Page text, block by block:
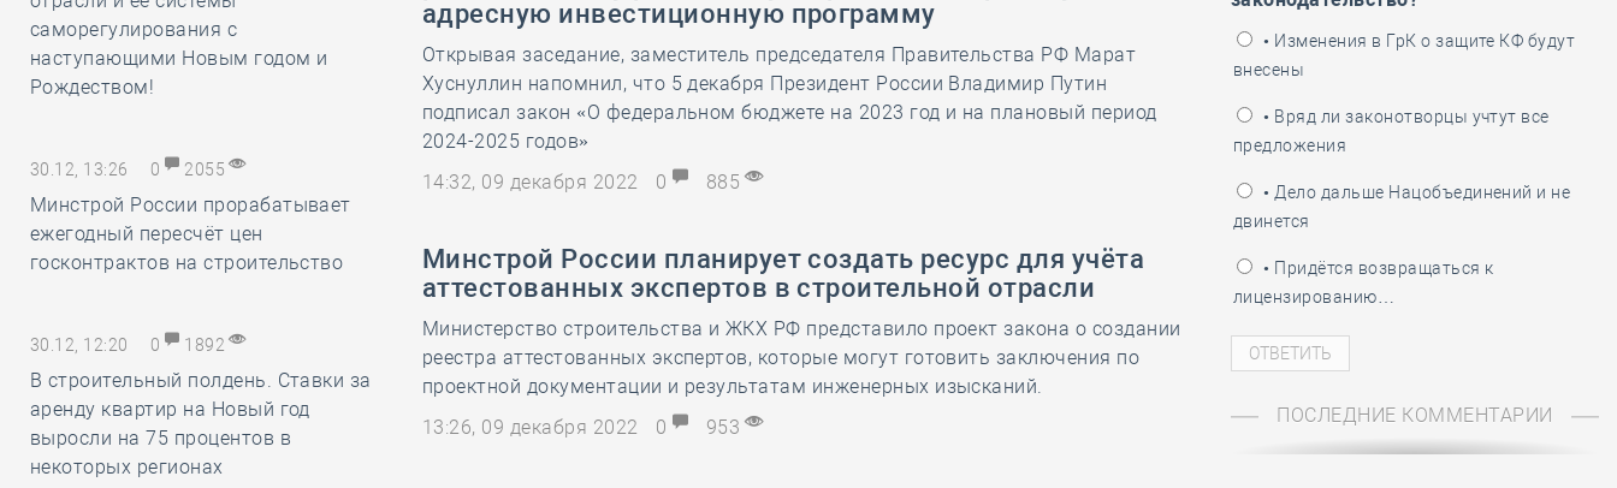
саморегулирования с
наступающими Новым годом и
Рождеством!
30.12, 13:26 0 2055
Минстрой России прорабатывает
ежегодный пересчёт цен
госконтрактов на строительство
30.12, 12:20 0 1892
В строительный полдень. Ставки за
аренду квартир на Новый год
выросли на 75 процентов в
некоторых регионах
адресную инвестиционную программу
Открывая заседание, заместитель председателя Правительства РФ Марат
Хуснуллин напомнил, что 5 декабря Президент России Владимир Путин
подписал закон «О федеральном бюджете на 2023 год и на плановый период
2024-2025 годов»
14:32, 09 декабря 2022
0 885
Минстрой России планирует создать ресурс для учёта
аттестованных экспертов в строительной отрасли
Министерство строительства и ЖКХ РФ представило проект закона о создании
реестра аттестованных экспертов, которые могут готовить заключения по
проектной документации ‎и результатам инженерных изысканий.
13:26, 09 декабря 2022
0 953
• Изменения в ГрК о защите КФ будут
внесены
• Вряд ли законотворцы учтут все
предложения
• Дело дальше Нацобъединений и не
двинется
• Придётся возвращаться к
лицензированию…
ПОСЛЕДНИЕ КОММЕНТАРИИ